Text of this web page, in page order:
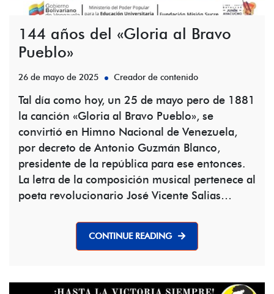
144 años del «Gloria al Bravo
Pueblo»
26 de mayo de 2025 Creador de contenido
Tal día como hoy, un 25 de mayo pero de 1881
la canción «Gloria al Bravo Pueblo», se
convirtió en Himno Nacional de Venezuela,
por decreto de Antonio Guzmán Blanco,
presidente de la república para ese entonces.
La letra de la composición musical pertenece al
poeta revolucionario José Vicente Salias…
CONTINUE READING